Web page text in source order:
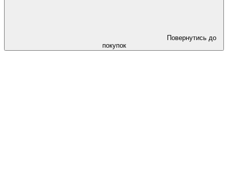
Повернутись до
покупок